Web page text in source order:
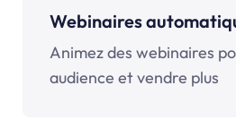
Webinaires
Animez des webinaires
audience et vendre plus